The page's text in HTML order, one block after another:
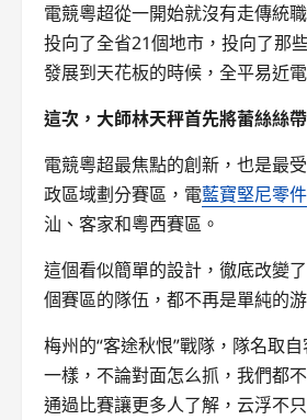
電競粵超從一開始就沒有走傳統
投向了全省21個地市，投向了那
發展到天花板的時候，全平易近
這次，大師林天秤首先將蕾絲絲
電競粵超最焦點的創新，也是最
政區域劃分賽區，電藍寶堅尼零件
汕、客家和粵西賽區。
這個看似簡單的設計，徹底改變
個賽區的隊伍，都不再是單純的
梅州的“客途秋恨”戰隊，隊名取
一樣，不論對面怎么抓，我們都
通過比賽讓更多人了解，云浮不